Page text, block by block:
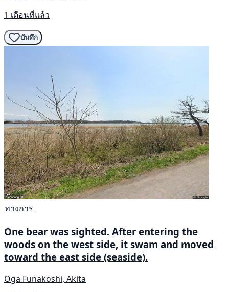
1 เดือนที่แล้ว
บันทึก
ทางการ
One bear was sighted. After entering the
woods on the west side, it swam and moved
toward the east side (seaside).
Oga Funakoshi, Akita